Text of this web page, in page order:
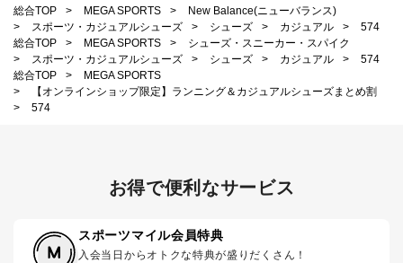
総合TOP > MEGA SPORTS >
New Balance(ニューバランス)
>
スポーツ・カジュアルシューズ > シューズ > カジュアル >
574
総合TOP
> MEGA SPORTS >
シューズ・スニーカー・スパイク
>
スポーツ・カジュアルシューズ > シューズ > カジュアル >
574
総合TOP
>
MEGA SPORTS
>
【オンラインショップ限定】ランニング＆カジュアルシューズまとめ割
>
574
お得で便利なサービス
スポーツマイル会員特典
入会当日からオトクな特典が盛りだくさん！